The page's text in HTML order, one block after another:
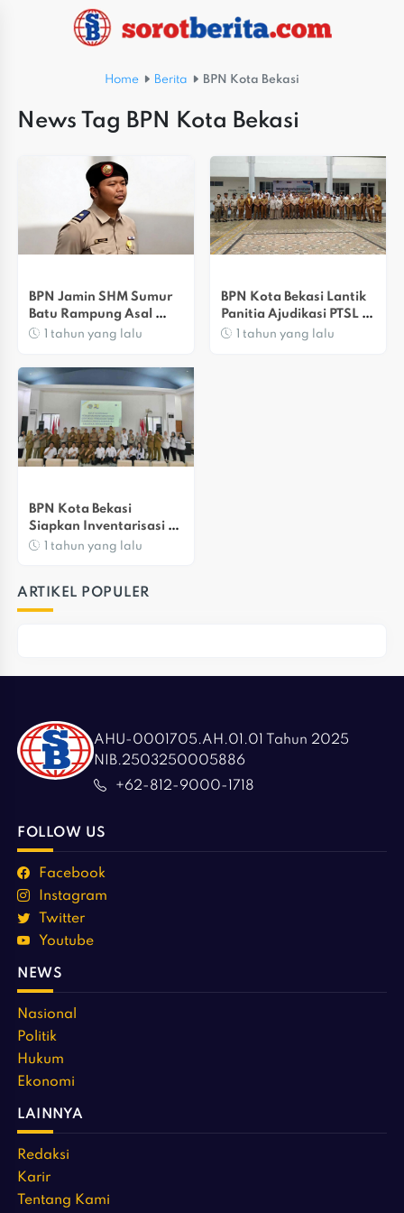
Home Berita BPN Kota Bekasi
News Tag BPN Kota Bekasi
BPN Jamin SHM Sumur
Batu Rampung Asal
Berkas Dari
1 tahun yang lalu
BPN Kota Bekasi Lantik
Panitia Ajudikasi PTSL
20251 tahun yang lalu
BPN Kota Bekasi
Siapkan Inventarisasi
Lahan Proyek
1 tahun yang lalu
ARTIKEL POPULER
AHU-0001705.AH.01.01 Tahun 2025
NIB.2503250005886
+62-812-9000-1718
FOLLOW US
Facebook
Instagram
Twitter
Youtube
NEWS
Nasional
Politik
Hukum
Ekonomi
LAINNYA
Redaksi
Karir
Tentang Kami